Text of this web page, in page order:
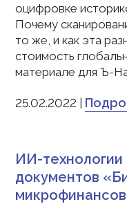
оцифровке
Почему
то же, и как эта
стоимость
материале для Ъ-
25.02.2022 |
ИИ-технологии
документов